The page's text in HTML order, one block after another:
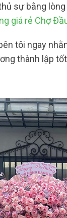
sự bằng
giá rẻ Chợ
tôi ngay
thành lập